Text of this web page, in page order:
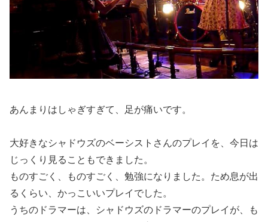
あんまりはしゃぎすぎて、足が痛いです。
大好きなシャドウズのベーシストさんのプレイを、今日は
じっくり見ることもできました。
ものすごく、ものすごく、勉強になりました。ため息が出
るくらい、かっこいいプレイでした。
うちのドラマーは、シャドウズのドラマーのプレイが、も